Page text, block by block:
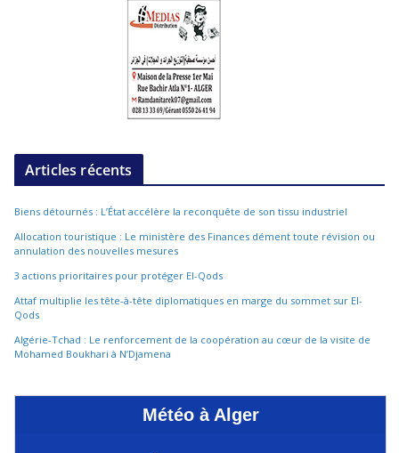
Articles récents
Biens détournés : L’État accélère la reconquête de son tissu industriel
Allocation touristique : Le ministère des Finances dément toute révision ou
annulation des nouvelles mesures
3 actions prioritaires pour protéger El-Qods
Attaf multiplie les tête-à-tête diplomatiques en marge du sommet sur El-
Qods
Algérie-Tchad : Le renforcement de la coopération au cœur de la visite de
Mohamed Boukhari à N’Djamena
Météo à Alger